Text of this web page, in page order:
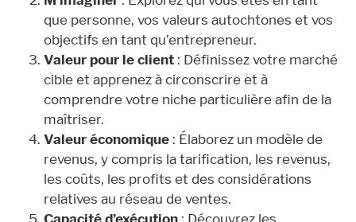
que personne, vos valeurs autochtones et vos
objectifs en tant qu’entrepreneur.
Valeur pour le client : Définissez votre marché
cible et apprenez à circonscrire et à
comprendre votre niche particulière afin de la
maîtriser.
Valeur économique : Élaborez un modèle de
revenus, y compris la tarification, les revenus,
les coûts, les profits et des considérations
relatives au réseau de ventes.
Capacité d’exécution : Découvrez les